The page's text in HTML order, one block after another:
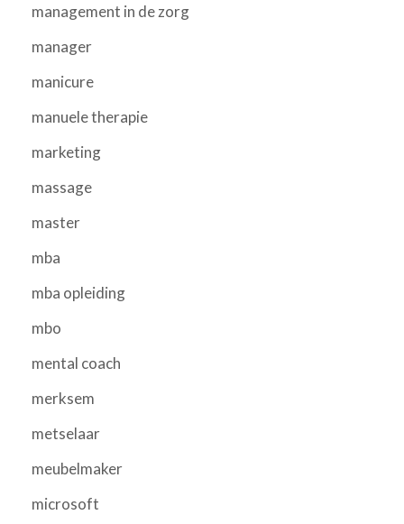
management in de zorg
manager
manicure
manuele therapie
marketing
massage
master
mba
mba opleiding
mbo
mental coach
merksem
metselaar
meubelmaker
microsoft